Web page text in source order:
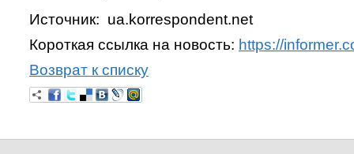
Источник: ua.korrespondent.net
Короткая ссылка на новость: https://
Возврат к списку